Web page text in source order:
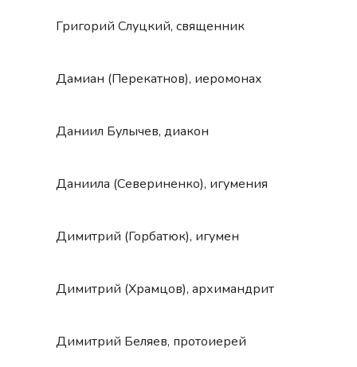
Григорий Слуцкий, священник
Дамиан (Перекатнов), иеромонах
Даниил Булычев, диакон
Даниила (Севериненко), игумения
Димитрий (Горбатюк), игумен
Димитрий (Храмцов), архимандрит
Димитрий Беляев, протоиерей